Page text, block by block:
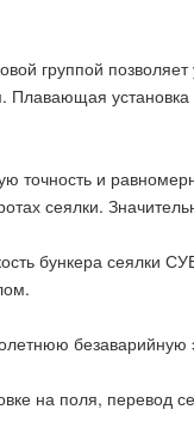
группой
и
сеялки.
бункера сеялки
безаварийную
на поля, перевод